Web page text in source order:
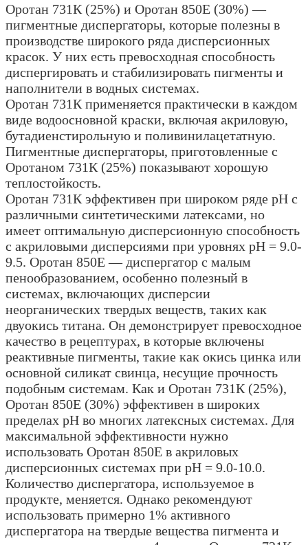
Оротан 731К (25%) и Оротан 850Е (30%) —
пигментные диспергаторы, которые полезны в
производстве широкого ряда дисперсионных
красок. У них есть превосходная способность
диспергировать и стабилизировать пигменты и
наполнители в водных системах.
Оротан 731К применяется практически в каждом
виде водоосновной краски, включая акриловую,
бутадиенстирольную и поливинилацетатную.
Пигментные диспергаторы, приготовленные с
Оротаном 731К (25%) показывают хорошую
теплостойкость.
Оротан 731К эффективен при широком ряде рН с
различными синтетическими латексами, но
имеет оптимальную дисперсионную способность
с акриловыми дисперсиями при уровнях рН = 9.0-
9.5. Оротан 850Е — диспергатор с малым
пенообразованием, особенно полезный в
системах, включающих дисперсии
неорганических твердых веществ, таких как
двуокись титана. Он демонстрирует превосходное
качество в рецептурах, в которые включены
реактивные пигменты, такие как окись цинка или
основной силикат свинца, несущие прочность
подобным системам. Как и Оротан 731К (25%),
Оротан 850Е (30%) эффективен в широких
пределах рН во многих латексных системах. Для
максимальной эффективности нужно
использовать Оротан 850Е в акриловых
дисперсионных системах при рН = 9.0-10.0.
Количество диспергатора, используемое в
продукте, меняется. Однако рекомендуют
использовать примерно 1% активного
диспергатора на твердые вещества пигмента и